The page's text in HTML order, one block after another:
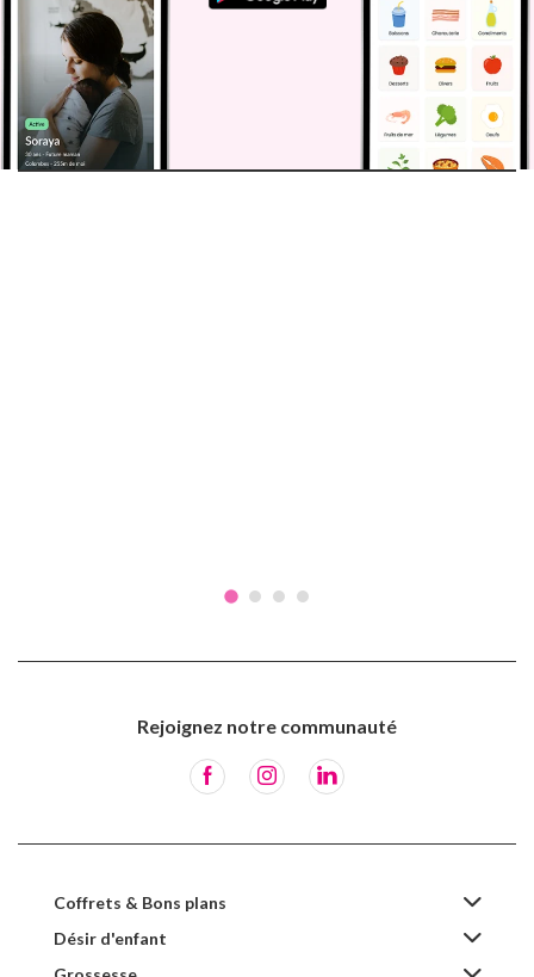
Rejoignez notre communauté
Coffrets & Bons plans
Désir d'enfant